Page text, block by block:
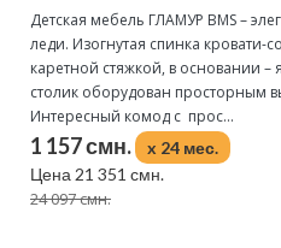
Детская мебель ГЛАМУР BMS –
леди. Изогнутая спинка
каретной стяжкой, в основании
столик оборудован просторным
Интересный комод с прос...
1 157 смн.
x 24 мес.
Цена 21 351 смн.
24 097 смн.